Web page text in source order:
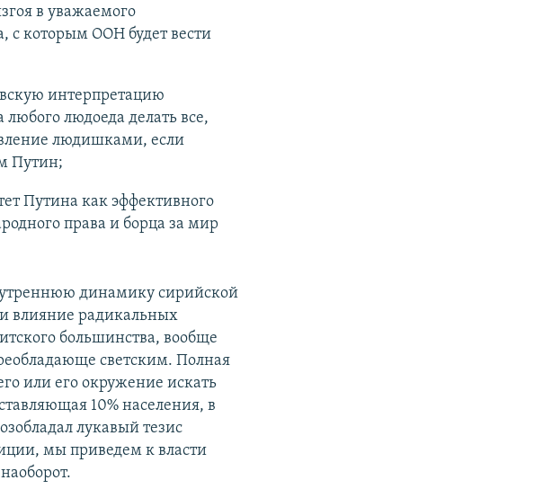
в уважаемого
с которым ООН будет вести
интерпретацию
людоеда делать все,
людишками, если
Путин;
Путина как эффективного
права и борца за мир
динамику сирийской
и влияние радикальных
большинства, вообще
светским. Полная
или его окружение искать
10% населения, в
лукавый тезис
мы приведем к власти